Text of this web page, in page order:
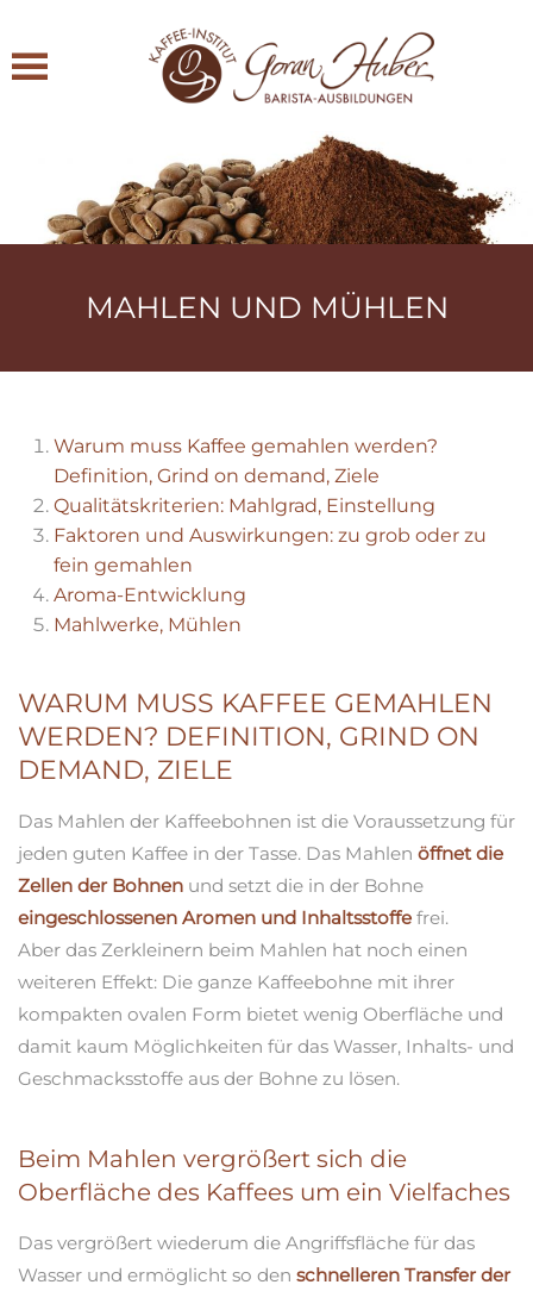
Zum Hauptinhalt springen
MAHLEN UND MÜHLEN
Warum muss Kaffee gemahlen werden?
Definition, Grind on demand, Ziele
Qualitätskriterien: Mahlgrad, Einstellung
Faktoren und Auswirkungen: zu grob oder zu
fein gemahlen
Aroma-Entwicklung
Mahlwerke, Mühlen
WARUM MUSS KAFFEE GEMAHLEN
WERDEN? DEFINITION, GRIND ON
DEMAND, ZIELE
Das Mahlen der Kaffeebohnen ist die Voraussetzung für
jeden guten Kaffee in der Tasse. Das Mahlen öffnet die
Zellen der Bohnen und setzt die in der Bohne
eingeschlossenen Aromen und Inhaltsstoffe frei.
Aber das Zerkleinern beim Mahlen hat noch einen
weiteren Effekt: Die ganze Kaffeebohne mit ihrer
kompakten ovalen Form bietet wenig Oberfläche und
damit kaum Möglichkeiten für das Wasser, Inhalts- und
Geschmacksstoffe aus der Bohne zu lösen.
Beim Mahlen vergrößert sich die
Oberfläche des Kaffees um ein Vielfaches
Das vergrößert wiederum die Angriffsfläche für das
Wasser und ermöglicht so den schnelleren Transfer der